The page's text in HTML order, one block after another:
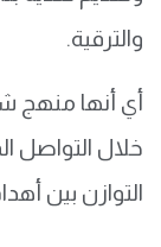
والترقية.
أي أنها منهج
خلال التواصل
التوازن بين